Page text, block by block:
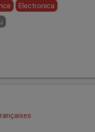
Electronica